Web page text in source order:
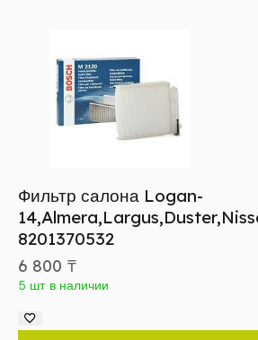
Фильтр салона Logan-
8201370532
6 800 ₸
5 шт в наличии